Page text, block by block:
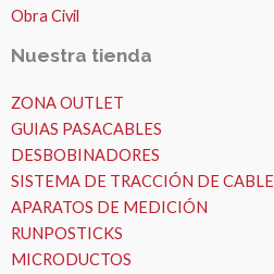
Obra Civil
Nuestra tienda
ZONA OUTLET
GUIAS PASACABLES
DESBOBINADORES
SISTEMA DE TRACCIÓN DE CABLE
APARATOS DE MEDICIÓN
RUNPOSTICKS
MICRODUCTOS